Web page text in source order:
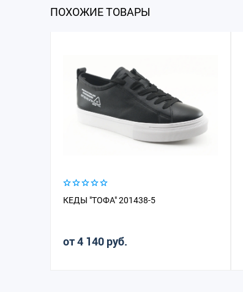
ПОХОЖИЕ ТОВАРЫ
КЕДЫ "ТОФА" 201438-5
от 4 140 руб.